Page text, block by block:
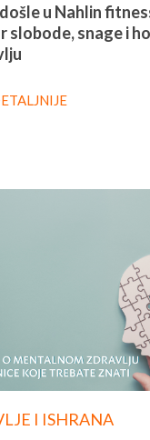
u Nahlin
slobode, snage i
I ISHRANA